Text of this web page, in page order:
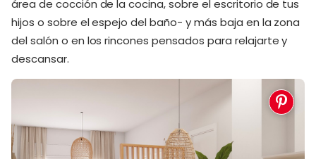
área de cocción de la cocina, sobre el escritorio de tus
hijos o sobre el espejo del baño- y más baja en la zona
del salón o en los rincones pensados para relajarte y
descansar.